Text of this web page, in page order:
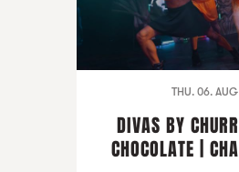
THU. 06. AUG
DIVAS BY
CHOCOLATE |